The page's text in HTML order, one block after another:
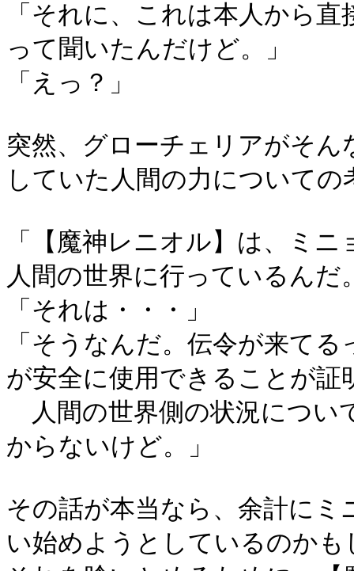
「それに、これは本人から
って聞いたんだけど。」
「えっ？」
突然、グローチェリアがそ
していた人間の力についての
「【魔神レニオル】は、ミ
人間の世界に行っているんだ
「それは・・・」
「そうなんだ。伝令が来て
が安全に使用できることが証
人間の世界側の状況につい
からないけど。」
その話が本当なら、余計に
い始めようとしているのかも